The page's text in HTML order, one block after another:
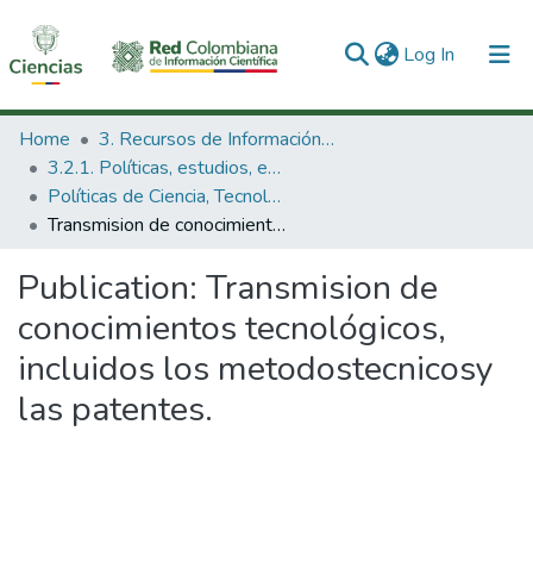
Log In (current)
Communities & Collections
All of DSpace
Statistics
Home
3. Recursos de Información Científica y Tecnológica
3.2.1. Políticas, estudios, evaluaciones e indicadores de CTeI
Políticas de Ciencia, Tecnología e Innovación
Transmision de conocimientos tecnológicos, incluidos los metodostecnicosy las patentes.
Publication: Transmision de
conocimientos tecnológicos,
incluidos los metodostecnicosy
las patentes.